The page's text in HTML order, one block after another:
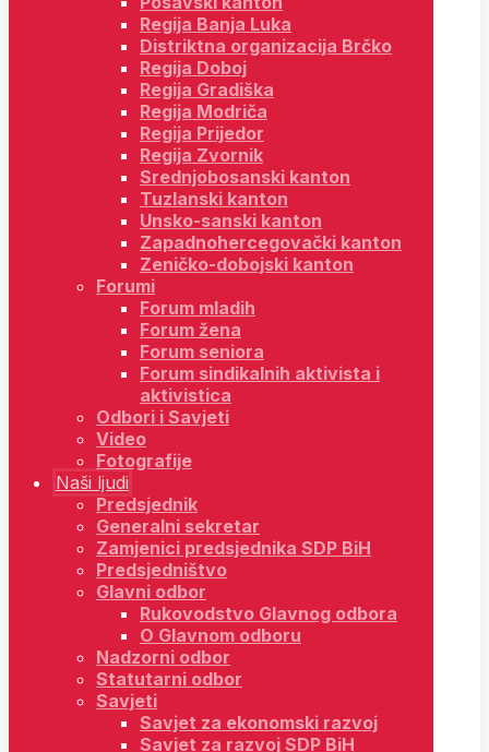
Regija Banja Luka
Distriktna organizacija Brčko
Regija Doboj
Regija Gradiška
Regija Modriča
Regija Prijedor
Regija Zvornik
Srednjobosanski kanton
Tuzlanski kanton
Unsko-sanski kanton
Zapadnohercegovački kanton
Zeničko-dobojski kanton
Forumi
Forum mladih
Forum žena
Forum seniora
Forum sindikalnih aktivista i
aktivistica
Odbori i Savjeti
Video
Fotografije
Naši ljudi
Predsjednik
Generalni sekretar
Zamjenici predsjednika SDP BiH
Predsjedništvo
Glavni odbor
Rukovodstvo Glavnog odbora
O Glavnom odboru
Nadzorni odbor
Statutarni odbor
Savjeti
Savjet za ekonomski razvoj
Savjet za razvoj SDP BiH